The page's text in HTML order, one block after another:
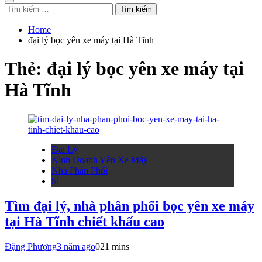
Tìm
kiếm
cho:
Home
đại lý bọc yên xe máy tại Hà Tĩnh
Thẻ: đại lý bọc yên xe máy tại
Hà Tĩnh
Đại Lý
Kinh Doanh Yên Xe Máy
Nhà Phân Phối
Sỉ
Tìm đại lý, nhà phân phối bọc yên xe máy
tại Hà Tĩnh chiết khấu cao
Đặng Phượng3 năm ago021 mins